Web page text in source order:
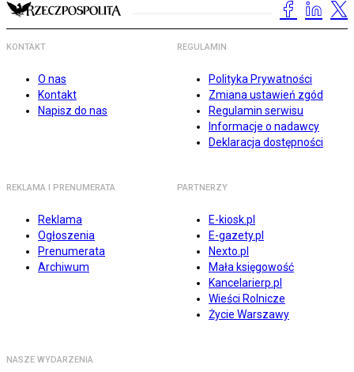
KONTAKT
O nas
Kontakt
Napisz do nas
REGULAMIN
Polityka Prywatności
Zmiana ustawień zgód
Regulamin serwisu
Informacje o nadawcy
Deklaracja dostępności
REKLAMA I PRENUMERATA
Reklama
Ogłoszenia
Prenumerata
Archiwum
PARTNERZY
E-kiosk.pl
E-gazety.pl
Nexto.pl
Mała księgowość
Kancelarierp.pl
Wieści Rolnicze
Życie Warszawy
NASZE WYDARZENIA